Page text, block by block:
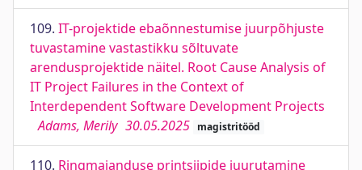
109. IT-projektide ebaõnnestumise juurpõhjuste
tuvastamine vastastikku sõltuvate
arendusprojektide näitel. Root Cause Analysis of
IT Project Failures in the Context of
Interdependent Software Development Projects
Adams, Merily 30.05.2025 magistritööd
110. Ringmajanduse printsiipide juurutamine